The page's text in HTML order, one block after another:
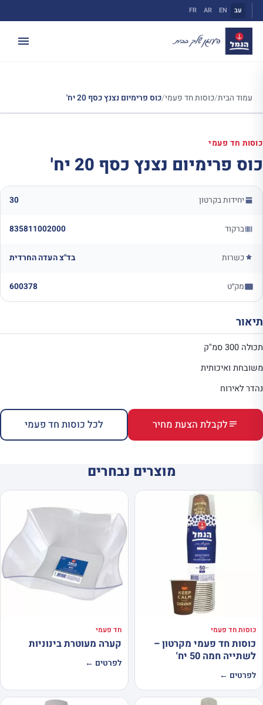
לתוכן
עב EN
AR
FR
עמוד הבית/כוסות חד פעמי/כוס פרימיום נצנץ כסף 20 יח'
כוסות חד פעמי
כוס פרימיום נצנץ כסף 20 יח'
יחידות בקרטון 30
ברקוד 835811002000
כשרות בד"צ העדה החרדית
מק״ט 600378
תיאור
תכולה 300 סמ"ק
משובחת ואיכותית
נהדר לאירוח
לקבלת הצעת מחיר לכל כוסות חד פעמי
מוצרים נבחרים
כוסות חד פעמי
כוסות חד פעמי מקרטון –
לשתייה חמה 50 יח'
לפרטים ←
חד פעמי
קערה מעוטרת בינוניות
לפרטים ←